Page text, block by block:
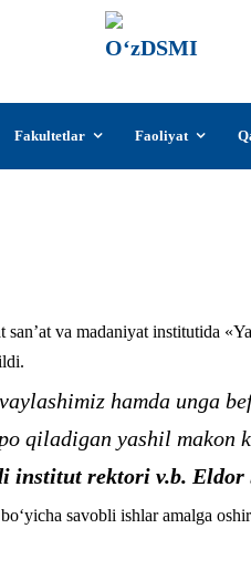
Fakultetlar Faoliyat
san’at va madaniyat institutida
hamda unga
qiladigan yashil makon
institut rektori v.b. Eldor
savobli ishlar amalga